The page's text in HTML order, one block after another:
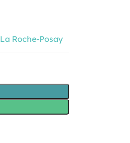
La Roche-Posay